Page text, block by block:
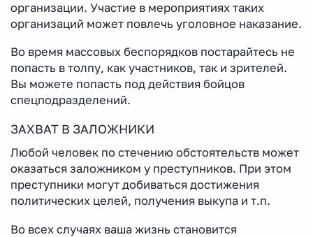
организации. Участие в мероприятиях таких
организаций может повлечь уголовное наказание.
Во время массовых беспорядков постарайтесь не
попасть в толпу, как участников, так и зрителей.
Вы можете попасть под действия бойцов
спецподразделений.
ЗАХВАТ В ЗАЛОЖНИКИ
Любой человек по стечению обстоятельств может
оказаться заложником у преступников. При этом
преступники могут добиваться достижения
политических целей, получения выкупа и т.п.
Во всех случаях ваша жизнь становится